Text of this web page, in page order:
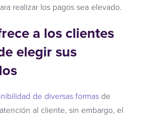
realizar los pagos sea elevado.
a los clientes
elegir sus
de diversas formasde
al cliente, sin embargo, el